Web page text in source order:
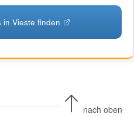
in Vieste finden
nach oben